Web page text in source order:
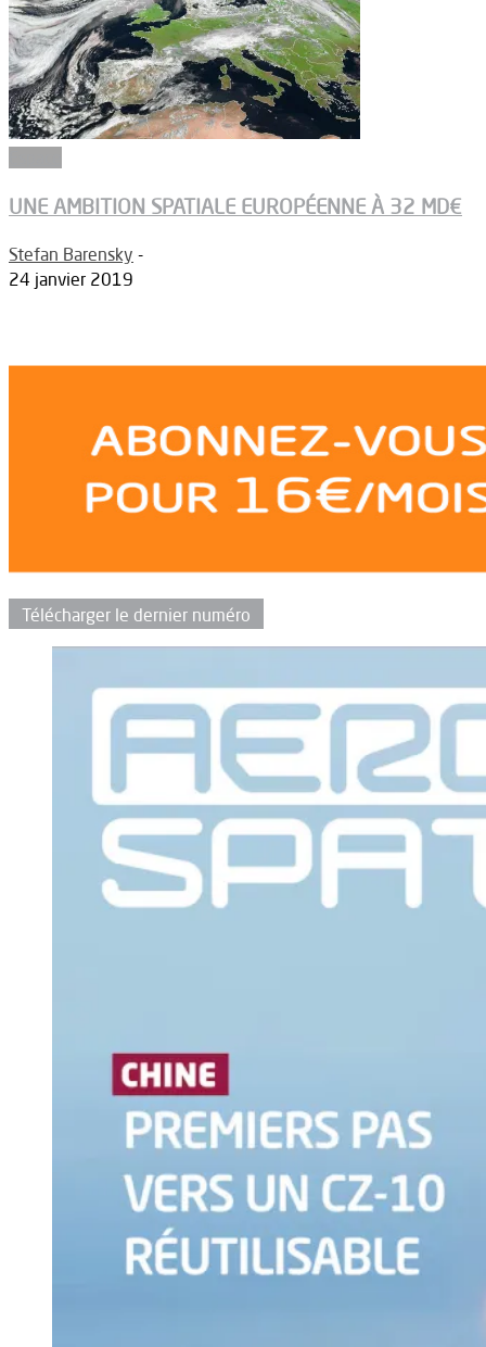
UNE AMBITION SPATIALE EUROPÉENNE À 32 MD€
Stefan Barensky -
24 janvier 2019
Télécharger le dernier numéro